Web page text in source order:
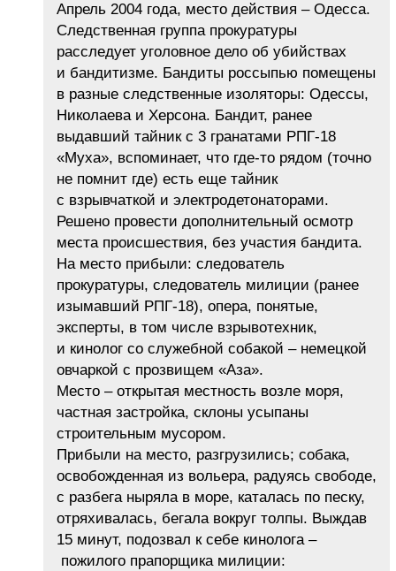
Апрель 2004 года, место действия – Одесса.
Следственная группа прокуратуры
расследует уголовное дело об убийствах
и бандитизме. Бандиты россыпью помещены
в разные следственные изоляторы: Одессы,
Николаева и Херсона. Бандит, ранее
выдавший тайник с 3 гранатами РПГ-18
«Муха», вспоминает, что где-то рядом (точно
не помнит где) есть еще тайник
с взрывчаткой и электродетонаторами.
Решено провести дополнительный осмотр
места происшествия, без участия бандита.
На место прибыли: следователь
прокуратуры, следователь милиции (ранее
изымавший РПГ-18), опера, понятые,
эксперты, в том числе взрывотехник,
и кинолог со служебной собакой – немецкой
овчаркой с прозвищем «Аза».
Место – открытая местность возле моря,
частная застройка, склоны усыпаны
строительным мусором.
Прибыли на место, разгрузились; собака,
освобожденная из вольера, радуясь свободе,
с разбега ныряла в море, каталась по песку,
отряхивалась, бегала вокруг толпы. Выждав
15 минут, подозвал к себе кинолога –
пожилого прапорщика милиции: